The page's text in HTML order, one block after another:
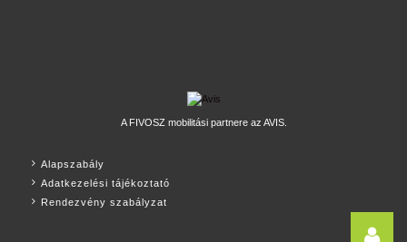
A FIVOSZ mobilitási partnere az AVIS.
Alapszabály
Adatkezelési tájékoztató
Rendezvény szabályzat